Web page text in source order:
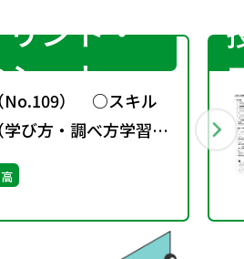
ント・
ート
（No.109） ○スキル
（学び方・調べ方学習）
サブ・ノート］
高